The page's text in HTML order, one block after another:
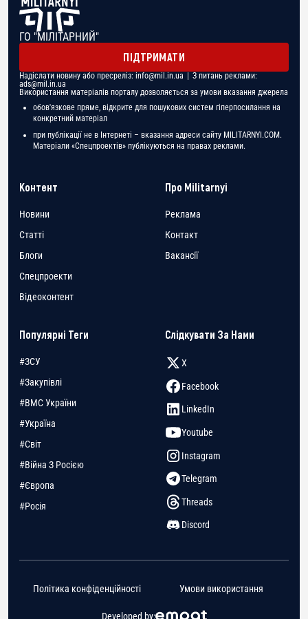
ГО "МІЛІТАРНИЙ"
ПІДТРИМАТИ
Надіслати новину або пресреліз: info@mil.in.ua | З питань реклами:
ads@mil.in.ua
Використання матеріалів порталу дозволяється за умови вказання джерела
обов'язкове пряме, відкрите для пошукових систем гіперпосилання на
конкретний матеріал
при публікації не в Інтернеті – вказання адреси сайту MILITARNYI.COM.
Матеріали «Спецпроектів» публікуються на правах реклами.
Контент
Новини
Статті
Блоги
Спецпроекти
Відеоконтент
Про Militarnyi
Реклама
Контакт
Вакансії
Популярні Теги
#ЗСУ
#Закупівлі
#ВМС України
#Україна
#Світ
#Війна З Росією
#Європа
#Росія
Слідкувати За Нами
X
Facebook
LinkedIn
Youtube
Instagram
Telegram
Threads
Discord
Developed by:
Політика конфіденційності Умови використання